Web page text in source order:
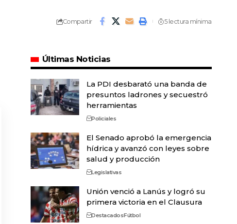
Compartir 5 lectura mínima
Últimas Noticias
La PDI desbarató una banda de
presuntos ladrones y secuestró
herramientas
Policiales
El Senado aprobó la emergencia
hídrica y avanzó con leyes sobre
salud y producción
Legislativas
Unión venció a Lanús y logró su
primera victoria en el Clausura
DestacadosFútbol